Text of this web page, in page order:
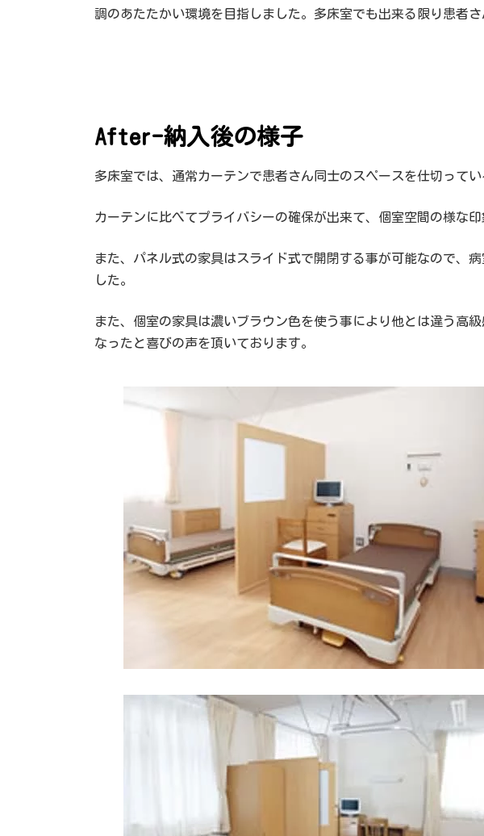
調のあたたかい環境を目指しました。多床室でも出来る限り患者
After-納入後の様子
多床室では、通常カーテンで患者さん同士のスペースを仕切って
カーテンに比べてプライバシーの確保が出来て、個室空間の様な印
また、パネル式の家具はスライド式で開閉する事が可能なので、
した。
また、個室の家具は濃いブラウン色を使う事により他とは違う高
なったと喜びの声を頂いております。